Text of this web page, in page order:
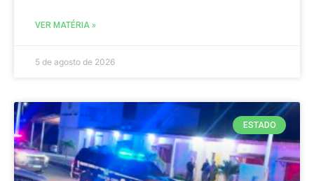
VER MATÉRIA »
5 de agosto de 2026
ESTADO